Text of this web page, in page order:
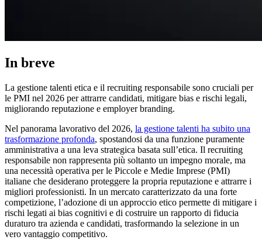
In breve
La gestione talenti etica e il recruiting responsabile sono cruciali per
le PMI nel 2026 per attrarre candidati, mitigare bias e rischi legali,
migliorando reputazione e employer branding.
Nel panorama lavorativo del 2026, la gestione talenti ha subito una
trasformazione profonda, spostandosi da una funzione puramente
amministrativa a una leva strategica basata sull’etica. Il recruiting
responsabile non rappresenta più soltanto un impegno morale, ma
una necessità operativa per le Piccole e Medie Imprese (PMI)
italiane che desiderano proteggere la propria reputazione e attrarre i
migliori professionisti. In un mercato caratterizzato da una forte
competizione, l’adozione di un approccio etico permette di mitigare i
rischi legati ai bias cognitivi e di costruire un rapporto di fiducia
duraturo tra azienda e candidati, trasformando la selezione in un
vero vantaggio competitivo.